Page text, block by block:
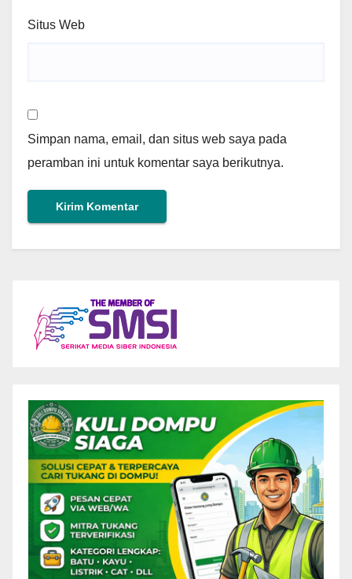
Situs Web
Simpan nama, email, dan situs web saya pada
peramban ini untuk komentar saya berikutnya.